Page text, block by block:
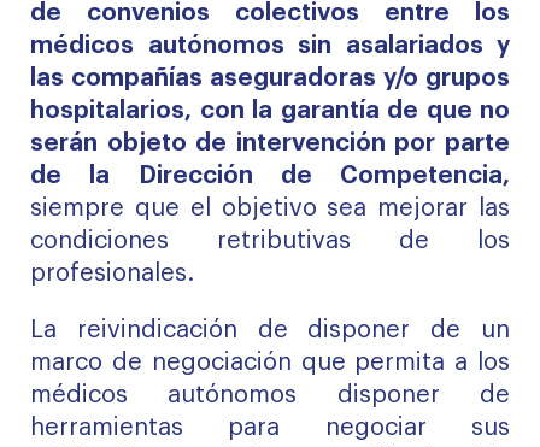
de convenios colectivos entre los
médicos autónomos sin asalariados y
las compañías aseguradoras y/o grupos
hospitalarios, con la garantía de que no
serán objeto de intervención por parte
de la Dirección de Competencia,
siempre que el objetivo sea mejorar las
condiciones retributivas de los
profesionales.
La reivindicación de disponer de un
marco de negociación que permita a los
médicos autónomos disponer de
herramientas para negociar sus